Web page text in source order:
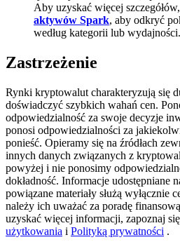
Exclusive for BitMart Users
Precious Metals Trading
Trade Gold & Silver · 33,333
USDT New User Exclusive
Aby uzyskać więcej
aktywów Spark, aby odkryć
według kategorii lub wydajności.
Zastrzeżenie
Rynki kryptowalut charakteryzują się
doświadczyć szybkich wahań cen.
odpowiedzialność za swoje decyzje
ponosi odpowiedzialności za
ponieść. Opieramy się na źródłach
innych danych związanych z
powyżej i nie ponosimy
dokładność. Informacje udostępniane
powiązane materiały służą wyłącznie
należy ich uważać za poradę
uzyskać więcej informacji, zapoznaj
użytkowania i Polityką prywatności .